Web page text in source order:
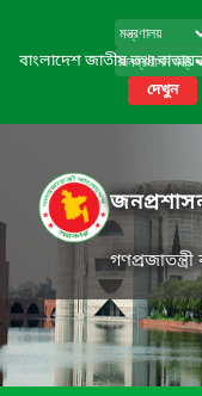
বাংলাদেশ জাতীয় তথ্য
দেখুন